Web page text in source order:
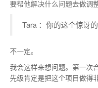
要帮他解决什么问题去做调整
Tara ：你的这个惊讶
不一定。
我会这样来想问题。第一次
先级肯定是把这个项目做得